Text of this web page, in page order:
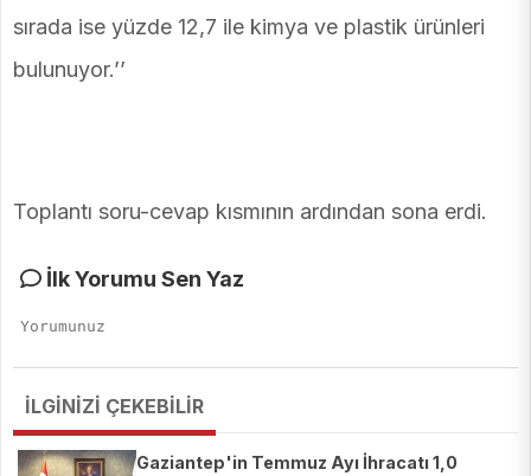
sırada ise yüzde 12,7 ile kimya ve plastik ürünleri
bulunuyor.’’
Toplantı soru-cevap kısmının ardından sona erdi.
İlk Yorumu Sen Yaz
İLGİNİZİ ÇEKEBİLİR
Gaziantep'in Temmuz Ayı İhracatı 1,0